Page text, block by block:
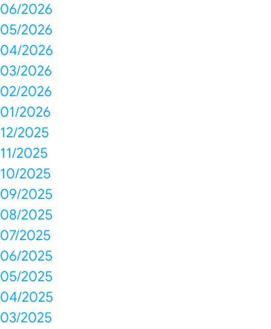
06/2026
05/2026
04/2026
03/2026
02/2026
01/2026
12/2025
11/2025
10/2025
09/2025
08/2025
07/2025
06/2025
05/2025
04/2025
03/2025